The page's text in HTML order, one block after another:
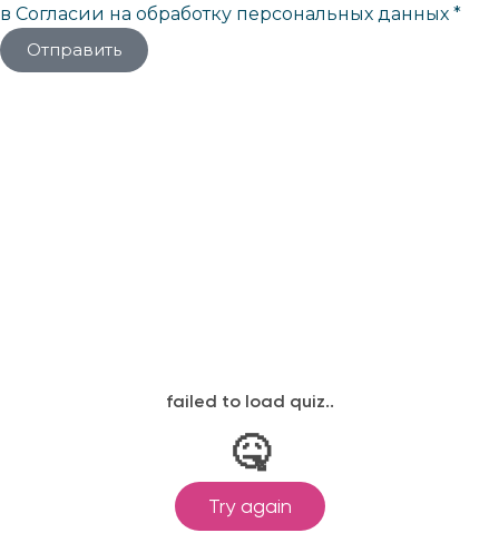
в Согласии на обработку персональных данных *
Отправить